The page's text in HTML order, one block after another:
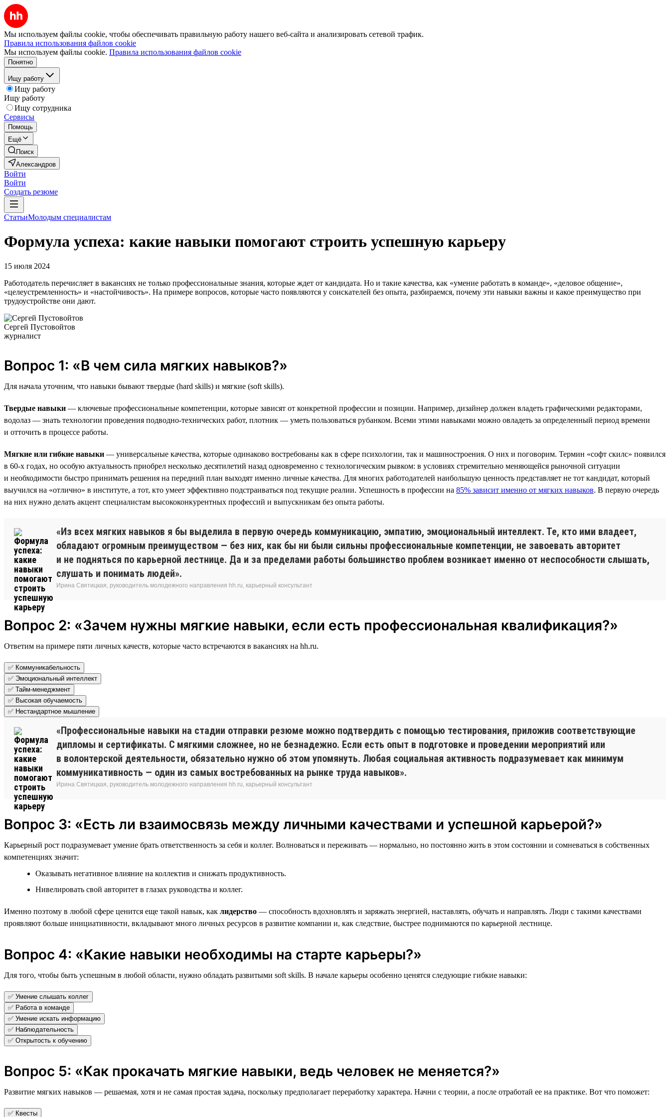
Мы используем файлы cookie, чтобы обеспечивать правильную работу нашего веб-сайта и анализировать сетевой трафик.
Правила использования файлов cookie
Мы используем файлы cookie. Правила использования файлов cookie
Понятно
Ищу работу
Ищу работу
Ищу работу
Ищу сотрудника
Сервисы
Помощь
Ещё
Поиск
Александров
Войти
Войти
Создать резюме
СтатьиМолодым специалистам
Формула успеха: какие навыки помогают строить успешную карьеру
15 июля 2024
Работодатель перечисляет в вакансиях не только профессиональные знания, которые ждет от кандидата. Но и такие качества, как «умение работать в команде», «деловое общение»,
«целеустремленность» и «настойчивость». На примере вопросов, которые часто появляются у соискателей без опыта, разбираемся, почему эти навыки важны и какое преимущество при
трудоустройстве они дают.
Сергей Пустовойтов
журналист
Вопрос 1: «В чем сила мягких навыков?»
Для начала уточним, что навыки бывают твердые (hard skills) и мягкие (soft skills).
Твердые навыки — ключевые профессиональные компетенции, которые зависят от конкретной профессии и позиции. Например, дизайнер должен владеть графическими редакторами,
водолаз — знать технологии проведения подводно-технических работ, плотник — уметь пользоваться рубанком. Всеми этими навыками можно овладеть за определенный период времени
и отточить в процессе работы.
Мягкие или гибкие навыки — универсальные качества, которые одинаково востребованы как в сфере психологии, так и машиностроения. О них и поговорим. Термин «софт скилс» появился
в 60-х годах, но особую актуальность приобрел несколько десятилетий назад одновременно с технологическим рывком: в условиях стремительно меняющейся рыночной ситуации
и необходимости быстро принимать решения на передний план выходят именно личные качества. Для многих работодателей наибольшую ценность представляет не тот кандидат, который
выучился на «отлично» в институте, а тот, кто умеет эффективно подстраиваться под текущие реалии. Успешность в профессии на 85% зависит именно от мягких навыков. В первую очередь
на них нужно делать акцент специалистам высококонкурентных профессий и выпускникам без опыта работы.
«Из всех мягких навыков я бы выделила в первую очередь коммуникацию, эмпатию, эмоциональный интеллект. Те, кто ими владеет,
обладают огромным преимуществом — без них, как бы ни были сильны профессиональные компетенции, не завоевать авторитет
и не подняться по карьерной лестнице. Да и за пределами работы большинство проблем возникает именно от неспособности слышать,
слушать и понимать людей».
Ирина Святицкая, руководитель молодежного направления hh.ru, карьерный консультант
Вопрос 2: «Зачем нужны мягкие навыки, если есть профессиональная квалификация?»
Ответим на примере пяти личных качеств, которые часто встречаются в вакансиях на hh.ru.
✅ Коммуникабельность
✅ Эмоциональный интеллект
✅ Тайм-менеджмент
✅ Высокая обучаемость
✅ Нестандартное мышление
«Профессиональные навыки на стадии отправки резюме можно подтвердить с помощью тестирования, приложив соответствующие
дипломы и сертификаты. С мягкими сложнее, но не безнадежно. Если есть опыт в подготовке и проведении мероприятий или
в волонтерской деятельности, обязательно нужно об этом упомянуть. Любая социальная активность подразумевает как минимум
коммуникативность — один из самых востребованных на рынке труда навыков».
Ирина Святицкая, руководитель молодежного направления hh.ru, карьерный консультант
Вопрос 3: «Есть ли взаимосвязь между личными качествами и успешной карьерой?»
Карьерный рост подразумевает умение брать ответственность за себя и коллег. Волноваться и переживать — нормально, но постоянно жить в этом состоянии и сомневаться в собственных
компетенциях значит:
Оказывать негативное влияние на коллектив и снижать продуктивность.
Нивелировать свой авторитет в глазах руководства и коллег.
Именно поэтому в любой сфере ценится еще такой навык, как лидерство — способность вдохновлять и заряжать энергией, наставлять, обучать и направлять. Люди с такими качествами
проявляют больше инициативности, вкладывают много личных ресурсов в развитие компании и, как следствие, быстрее поднимаются по карьерной лестнице.
Вопрос 4: «Какие навыки необходимы на старте карьеры?»
Для того, чтобы быть успешным в любой области, нужно обладать развитыми soft skills. В начале карьеры особенно ценятся следующие гибкие навыки:
✅ Умение слышать коллег
✅ Работа в команде
✅ Умение искать информацию
✅ Наблюдательность
✅ Открытость к обучению
Вопрос 5: «Как прокачать мягкие навыки, ведь человек не меняется?»
Развитие мягких навыков — решаемая, хотя и не самая простая задача, поскольку предполагает переработку характера. Начни с теории, а после отработай ее на практике. Вот что поможет:
✅ Квесты